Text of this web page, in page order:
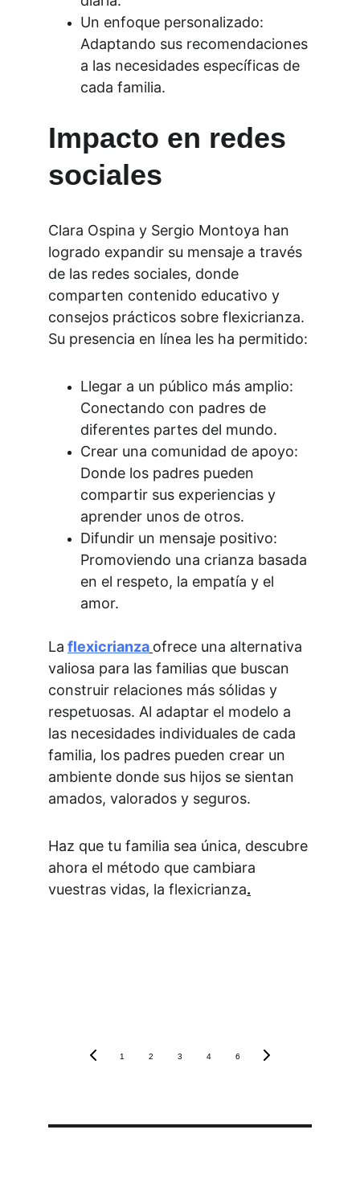
Un enfoque personalizado:
Adaptando sus recomendaciones
a las necesidades específicas de
cada familia.
Impacto en redes
sociales
Clara Ospina y Sergio Montoya han
logrado expandir su mensaje a través
de las redes sociales, donde
comparten contenido educativo y
consejos prácticos sobre flexicrianza.
Su presencia en línea les ha permitido:
Llegar a un público más amplio:
Conectando con padres de
diferentes partes del mundo.
Crear una comunidad de apoyo:
Donde los padres pueden
compartir sus experiencias y
aprender unos de otros.
Difundir un mensaje positivo:
Promoviendo una crianza basada
en el respeto, la empatía y el
amor.
La flexicrianza ofrece una alternativa
valiosa para las familias que buscan
construir relaciones más sólidas y
respetuosas. Al adaptar el modelo a
las necesidades individuales de cada
familia, los padres pueden crear un
ambiente donde sus hijos se sientan
amados, valorados y seguros.
Haz que tu familia sea única, descubre
ahora el método que cambiara
vuestras vidas, la flexicrianza.
1 2 3 4 6